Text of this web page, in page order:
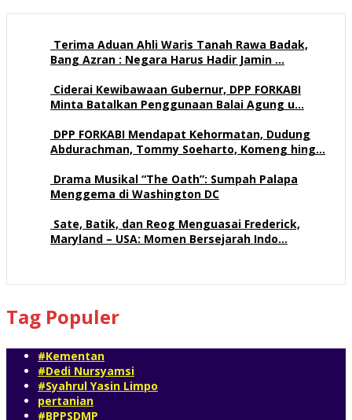
Terima Aduan Ahli Waris Tanah Rawa Badak,
Bang Azran : Negara Harus Hadir Jamin …
Ciderai Kewibawaan Gubernur, DPP FORKABI
Minta Batalkan Penggunaan Balai Agung u…
DPP FORKABI Mendapat Kehormatan, Dudung
Abdurachman, Tommy Soeharto, Komeng hing…
Drama Musikal “The Oath”: Sumpah Palapa
Menggema di Washington DC
Sate, Batik, dan Reog Menguasai Frederick,
Maryland – USA: Momen Bersejarah Indo…
Tag Populer
#Kementan
#Dedi Nursyamsi
#Syahrul Yasin Limpo
pertanian
#BPPSDMP